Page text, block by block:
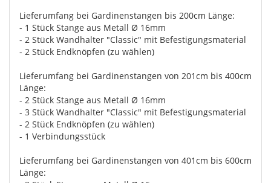
Lieferumfang bei Gardinenstangen bis 200cm Länge:
- 1 Stück Stange aus Metall Ø 16mm
- 2 Stück Wandhalter "Classic" mit Befestigungsmaterial
- 2 Stück Endknöpfen (zu wählen)
Lieferumfang bei Gardinenstangen von 201cm bis 400cm
Länge:
- 2 Stück Stange aus Metall Ø 16mm
- 3 Stück Wandhalter "Classic" mit Befestigungsmaterial
- 2 Stück Endknöpfen (zu wählen)
- 1 Verbindungsstück
Lieferumfang bei Gardinenstangen von 401cm bis 600cm
Länge: